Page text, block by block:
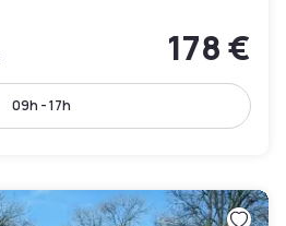
178 €
09h - 17h